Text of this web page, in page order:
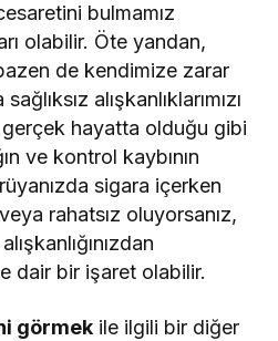
bulmamız
olabilir. Öte yandan,
de kendimize zarar
alışkanlıklarımızı
hayatta olduğu gibi
ve kontrol kaybının
sigara içerken
rahatsız oluyorsanız,
dair bir işaret olabilir.
görmek ile ilgili bir diğer